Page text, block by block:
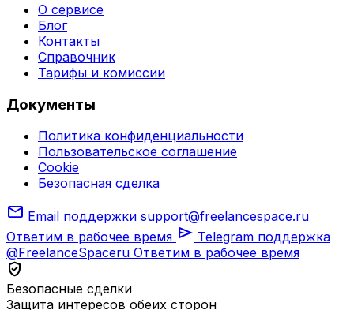
О сервисе
Блог
Контакты
Справочник
Тарифы и комиссии
Документы
Политика конфиденциальности
Пользовательское соглашение
Cookie
Безопасная сделка
mail Email поддержки support@freelancespace.ru
Ответим в рабочее время send Telegram поддержка
@FreelanceSpaceru Ответим в рабочее время
verified_user
Безопасные сделки
Защита интересов обеих сторон